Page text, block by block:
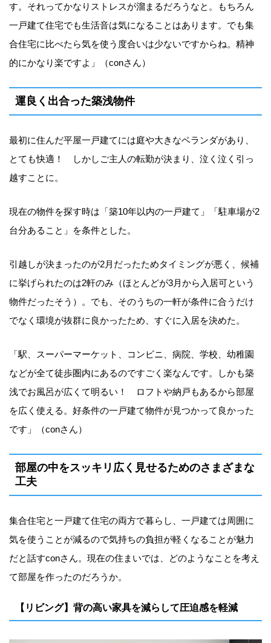
す。それってかなりストレスが溜まるだろうなと。もちろん
一戸建て住宅でも生活音は気になることはあります。でも集
合住宅に比べたら気を使う度合いは少ないですからね。精神
的にかなり楽ですよ」（conさん）
運良く出合った築浅物件
最初に住んだ平屋一戸建てには庭や大きなベランダがあり、
とても快適！ しかしご主人の転勤が決まり、泣く泣く引っ
越すことに。
現在の物件を探す時は「築10年以内の一戸建て」「駐車場が2
台分あること」を条件とした。
引越しが決まったのが2月だったためタイミングが悪く、候補
に挙げられたのは2軒のみ（ほとんどが3月から入居可という
物件だったそう）。でも、そのうちの一軒が条件に合うだけ
でなく環境が抜群に良かったため、すぐに入居を決めた。
「駅、スーパーマーケット、コンビニ、病院、学校、幼稚園
などが全て徒歩圏内にあるのですごく楽なんです。しかも築
浅でお風呂が広くて明るい！ ロフトや納戸もあるから部屋
を広く使える。好条件の一戸建て物件が見つかって良かった
です」（conさん）
部屋の中をスッキリ広く見せるためのさまざまな
工夫
集合住宅と一戸建て住宅の両方で暮らし、一戸建ては周囲に
気を使うことが減るので気持ちの負担が軽くなることが魅力
だと話すconさん。現在の住まいでは、どのようなことを考え
て部屋を作ったのだろうか。
【リビング】背の高い家具を減らして圧迫感を軽減